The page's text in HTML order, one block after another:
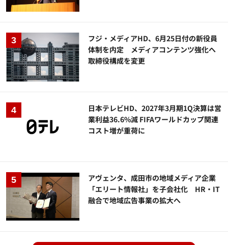
フジ・メディアHD、6月25日付の新役員
体制を内定 メディアコンテンツ強化へ
取締役構成を変更
日本テレビHD、2027年3月期1Q決算は営
業利益36.6%減 FIFAワールドカップ関連
コスト増が重荷に
アヴェンタ、成田市の地域メディア企業
「エリート情報社」を子会社化 HR・IT
融合で地域広告事業の拡大へ